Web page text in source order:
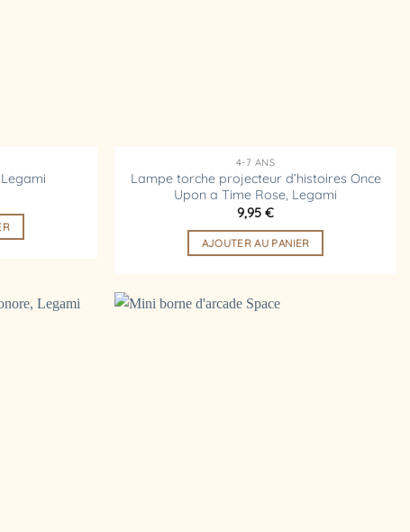
4-7 ANS
Lampe torche projecteur d’histoires Once
Upon a Time Rose, Legami
9,95€
AJOUTER AU PANIER